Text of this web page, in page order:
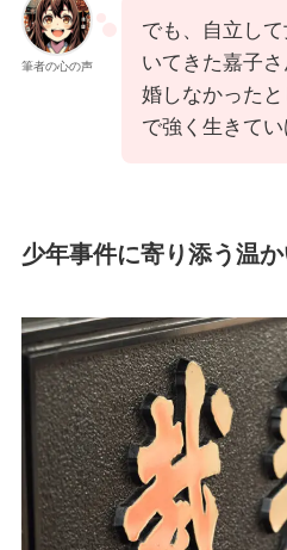
筆者の心の声
でも、自立し
いてきた嘉子
婚しなかった
で強く生きて
少年事件に寄り添う温